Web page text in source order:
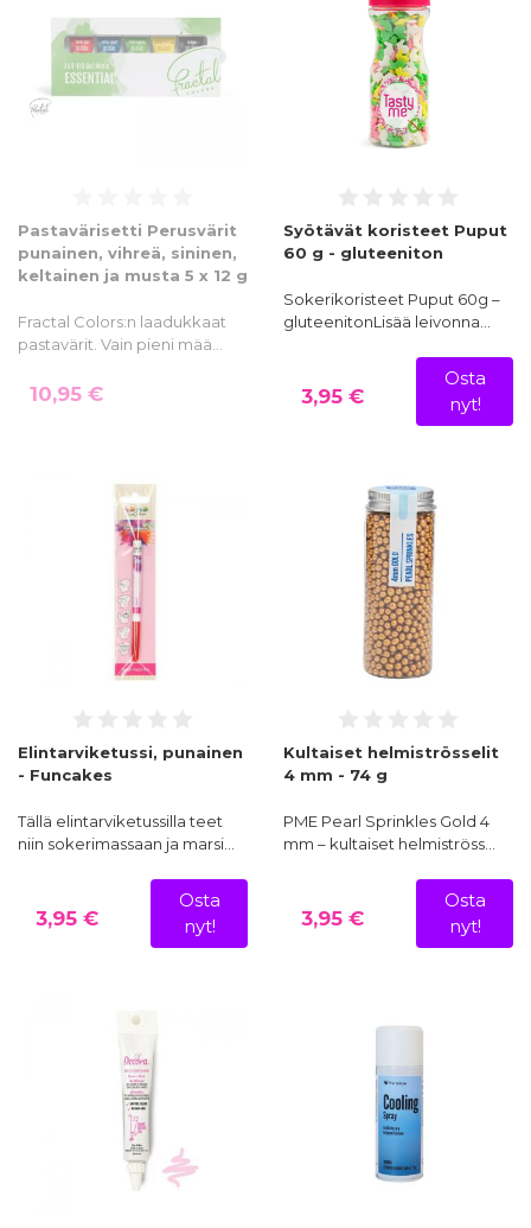
Pastavärisetti Perusvärit
punainen, vihreä, sininen,
keltainen ja musta 5 x 12 g
Fractal Colors:n laadukkaat
pastavärit. Vain pieni mää…
10,95 €
Syötävät koristeet Puput
60 g - gluteeniton
Sokerikoristeet Puput 60g –
gluteenitonLisää leivonna…
3,95 €
Osta
nyt!
Elintarviketussi, punainen
- Funcakes
Tällä elintarviketussilla teet
niin sokerimassaan ja marsi…
3,95 €
Osta
nyt!
Kultaiset helmiströsselit
4 mm - 74 g
PME Pearl Sprinkles Gold 4
mm – kultaiset helmiströss…
3,95 €
Osta
nyt!